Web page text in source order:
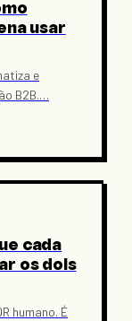
usar
e
B2B.…
cada
os dois
humano. É